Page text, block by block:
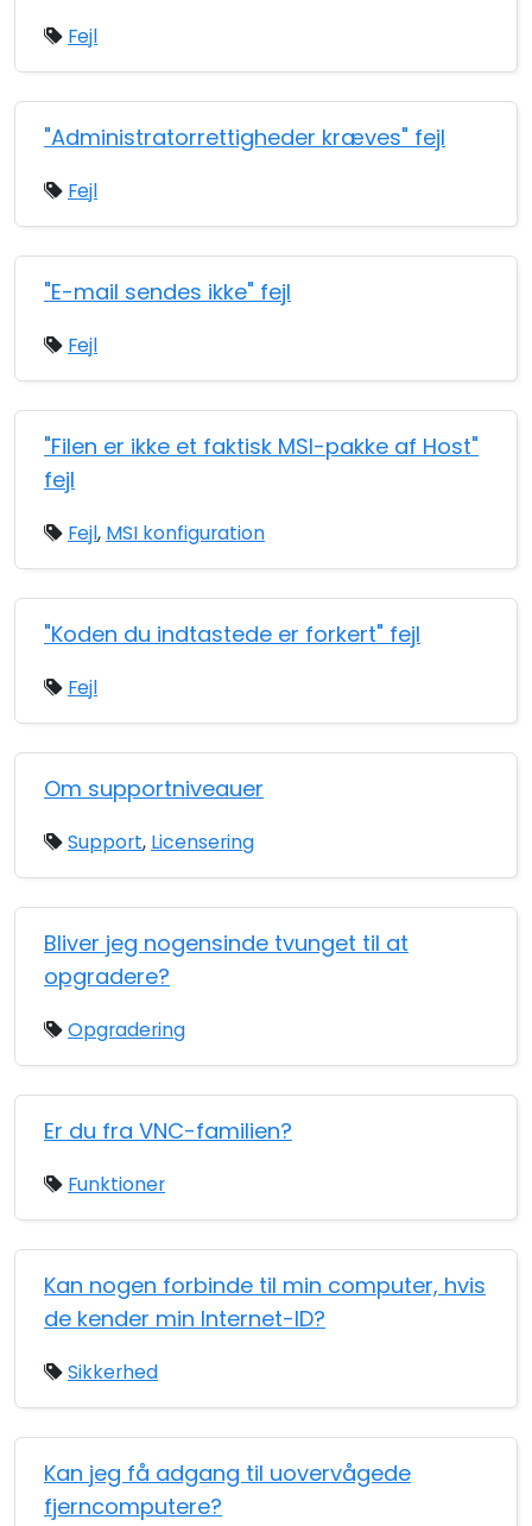
Fejl
"Administratorrettigheder kræves" fejl
Fejl
"E-mail sendes ikke" fejl
Fejl
"Filen er ikke et faktisk MSI-pakke af Host"
fejl
Fejl, MSI konfiguration
"Koden du indtastede er forkert" fejl
Fejl
Om supportniveauer
Support, Licensering
Bliver jeg nogensinde tvunget til at
opgradere?
Opgradering
Er du fra VNC-familien?
Funktioner
Kan nogen forbinde til min computer, hvis
de kender min Internet-ID?
Sikkerhed
Kan jeg få adgang til uovervågede
fjerncomputere?